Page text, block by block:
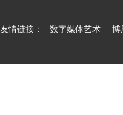
友情链接： 数字媒体艺术 博